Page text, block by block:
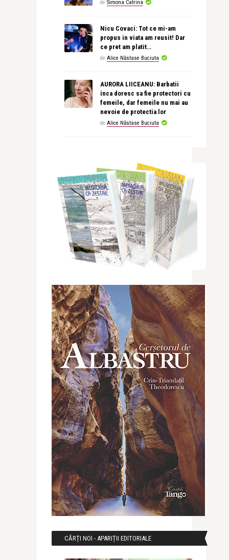
de Simona Catrina
Nicu Covaci: Tot ce mi-am
propus in viata am reusit! Dar
ce pret am platit…
de Alice Năstase Buciuta
AURORA LIICEANU: Barbatii
inca doresc sa fie protectori cu
femeile, dar femeile nu mai au
nevoie de protectia lor
de Alice Năstase Buciuta
CĂRȚI NOI - APARIȚII EDITORIALE